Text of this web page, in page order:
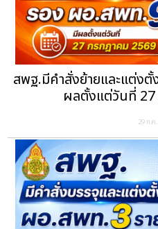
สพฐ.มีคำสั่งย้ายและแต่ง
ผลตั้งแต่วันที่
29 ก.ค